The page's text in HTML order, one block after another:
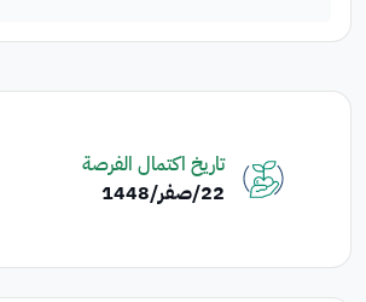
تاريخ اكتمال الفرصة
22‏/صفر‏/1448